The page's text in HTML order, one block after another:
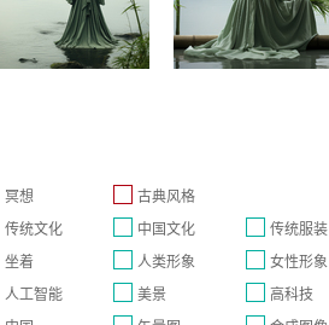
冥想
古典风格
传统文化
中国文化 传统服装
坐着
人类形象 女性形象
人工智能
美景 高科技